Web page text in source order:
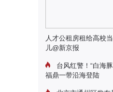
人才公租房租给高校
儿@新京报
台风红警！“白海
福鼎一带沿海登陆